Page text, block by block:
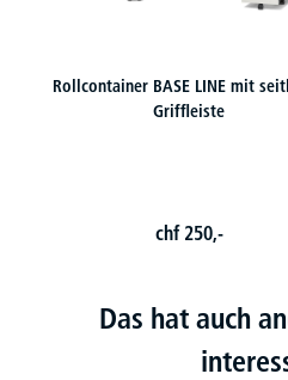
Rollcontainer BASE LINE mit
Griffleiste
chf 250,-
Das hat auch